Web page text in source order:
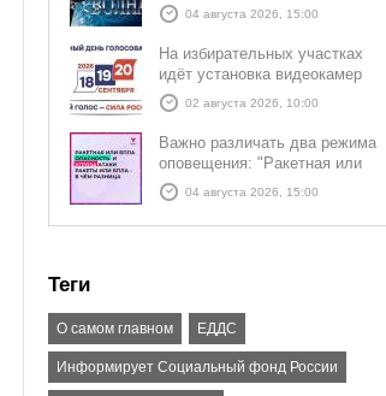
04 августа 2026, 15:00
На избирательных участках
идёт установка видеокамер
02 августа 2026, 10:00
Важно различать два режима
оповещения: "Ракетная или
БПЛА опасность" и "Угроза
атаки ракеты или БПЛА"
04 августа 2026, 15:00
Теги
О самом главном ЕДДС
Информирует Социальный фонд России